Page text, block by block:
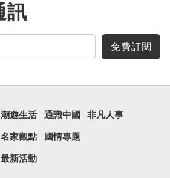
訊
免費訂閱
潮遊生活 通識中國 非凡人事
名家觀點 國情專題
最新活動